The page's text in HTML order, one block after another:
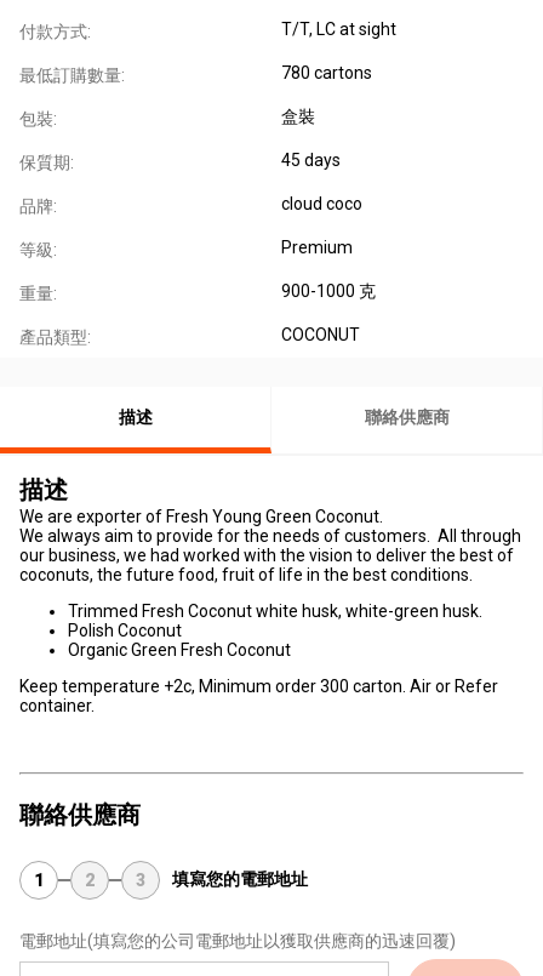
付款方式: T/T, LC at sight
最低訂購數量: 780 cartons
包裝: 盒裝
保質期: 45 days
品牌: cloud coco
等級: Premium
重量: 900-1000 克
產品類型: COCONUT
描述 聯絡供應商
描述
We are exporter of Fresh Young Green Coconut.
We always aim to provide for the needs of customers. All through
our business, we had worked with the vision to deliver the best of
coconuts, the future food, fruit of life in the best conditions.
Trimmed Fresh Coconut white husk, white-green husk.
Polish Coconut
Organic Green Fresh Coconut
Keep temperature +2c, Minimum order 300 carton. Air or Refer
container.
聯絡供應商
1 2 3 填寫您的電郵地址
電郵地址(填寫您的公司電郵地址以獲取供應商的迅速回覆)